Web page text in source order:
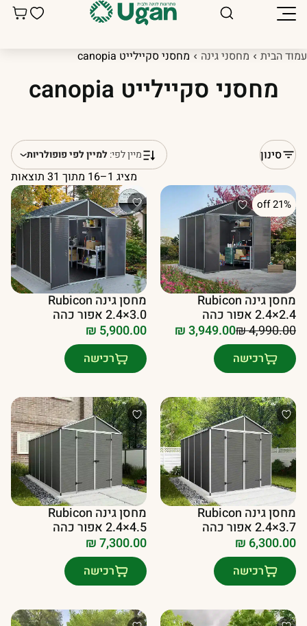
הבית מחסני גינה מחסני סקיילייט canopia
מחסני סקיילייט canopia
מציג 1–16 מתוך 31 תוצאות
סינון מיין לפי:למיין לפי פופולריות
21% off
מחסן גינה Rubicon
2.4×2.4 אפור כהה
₪4,990.00
המחיר
המקורי
היה:
₪ 4,990.00.
₪3,949.00
המחיר
הנוכחי
הוא:
₪ 3,949.00.
רכישה
מחסן גינה Rubicon
2.4×3.0 אפור כהה
₪ 5,900.00
רכישה
מחסן גינה Rubicon
2.4×3.7 אפור כהה
₪ 6,300.00
רכישה
מחסן גינה Rubicon
2.4×4.5 אפור כהה
₪7,300.00
רכישה